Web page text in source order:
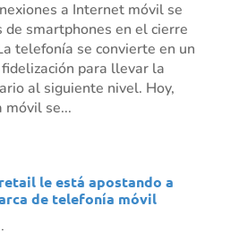
a Internet móvil se
de smartphones en el cierre
telefonía se convierte en un
para llevar la
al siguiente nivel. Hoy,
móvil se...
le está apostando a
de telefonía móvil